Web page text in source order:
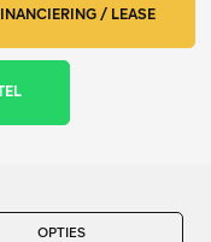
/ LEASE
OPTIES